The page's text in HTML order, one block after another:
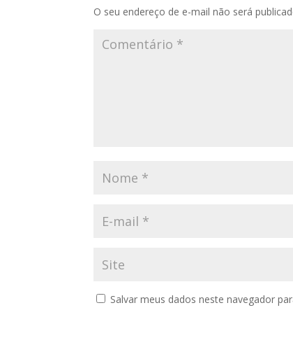
O seu endereço de e-mail não será
Salvar meus dados neste navegador